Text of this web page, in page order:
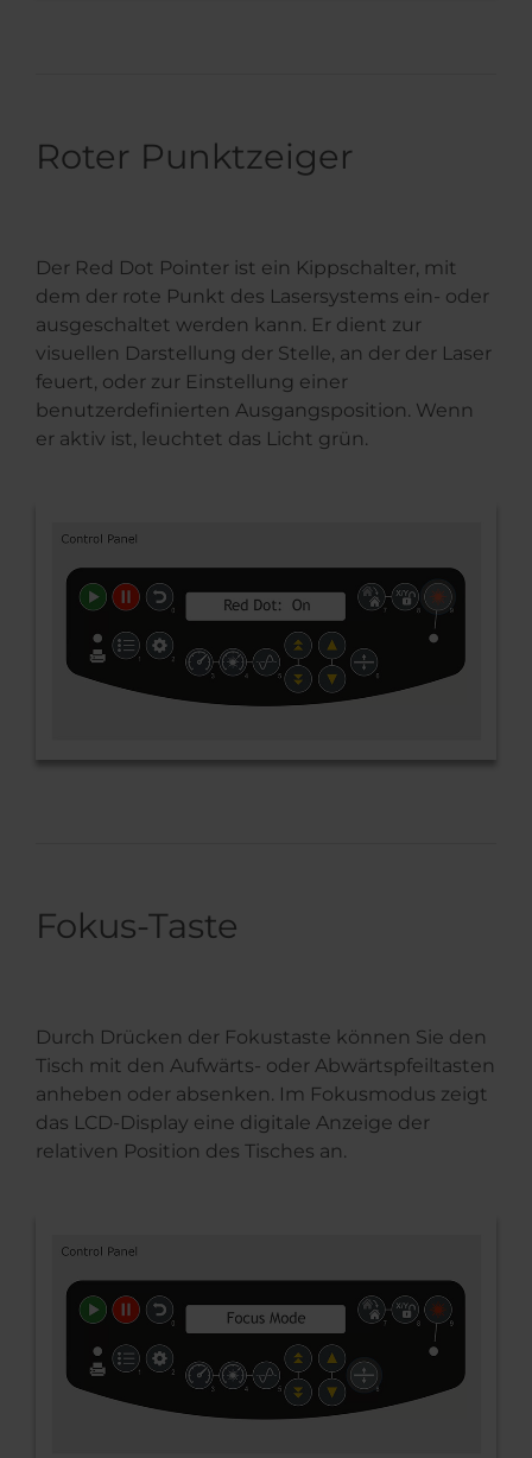
Roter Punktzeiger
Der Red Dot Pointer ist ein Kippschalter, mit
dem der rote Punkt des Lasersystems ein- oder
ausgeschaltet werden kann. Er dient zur
visuellen Darstellung der Stelle, an der der Laser
feuert, oder zur Einstellung einer
benutzerdefinierten Ausgangsposition. Wenn
er aktiv ist, leuchtet das Licht grün.
Fokus-Taste
Durch Drücken der Fokustaste können Sie den
Tisch mit den Aufwärts- oder Abwärtspfeiltasten
anheben oder absenken. Im Fokusmodus zeigt
das LCD-Display eine digitale Anzeige der
relativen Position des Tisches an.